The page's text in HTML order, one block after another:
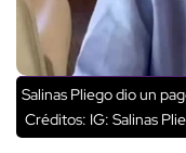
Salinas Pliego dio un
Créditos: IG: Salinas